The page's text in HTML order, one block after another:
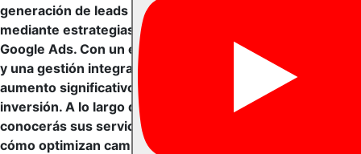
generación de leads de alta calidad
mediante estrategias especializadas en
Google Ads. Con un enfoque profesional
y una gestión integral, garantizan un
aumento significativo en el retorno de
inversión. A lo largo de esta entrada,
conocerás sus servicios principales,
cómo optimizan campañas y las ventajas